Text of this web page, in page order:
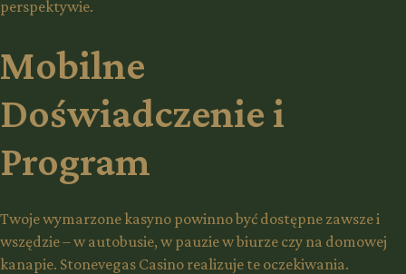
perspektywie.
Mobilne
Doświadczenie i
Program
Twoje wymarzone kasyno powinno być dostępne zawsze i
wszędzie – w autobusie, w pauzie w biurze czy na domowej
kanapie. Stonevegas Casino realizuje te oczekiwania.